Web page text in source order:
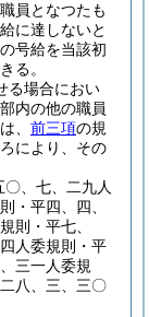
員となつたも
に達しないと
号給を当該初
る。
る場合におい
内の他の職員
、 前三項の規
により、その
、七、二九人
・平四、四、
則・平七、
人委規則・平
三一人委規
八、三、三〇